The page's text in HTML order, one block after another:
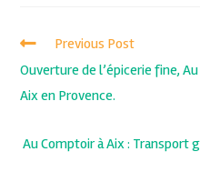
Previous Post
Ouverture de l’épicerie fine,
Aix en Provence.
Au Comptoir à Aix : Transport